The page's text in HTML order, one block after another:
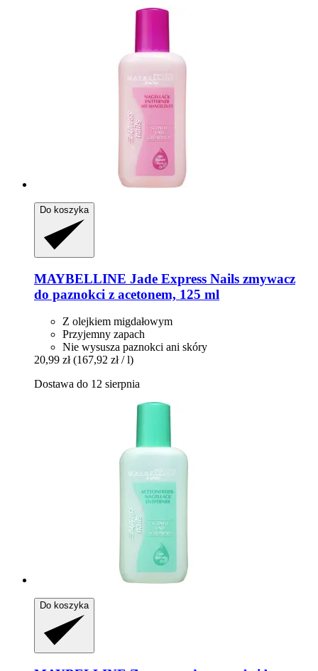
Do koszyka
MAYBELLINE Jade Express Nails zmywacz
do paznokci z acetonem, 125 ml
Z olejkiem migdałowym
Przyjemny zapach
Nie wysusza paznokci ani skóry
20,99 zł (167,92 zł / l)
Dostawa do 12 sierpnia
Do koszyka